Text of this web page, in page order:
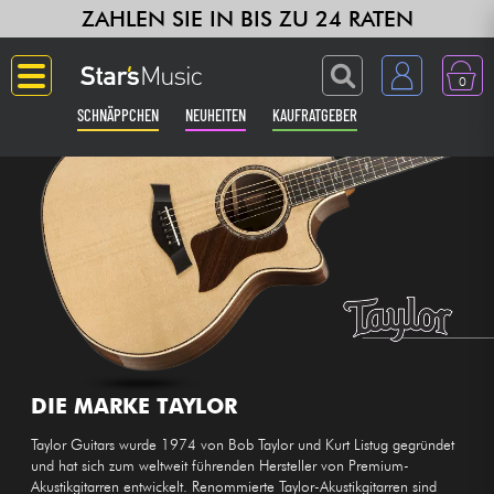
ZAHLEN SIE IN BIS ZU 24 RATEN
0
SCHNÄPPCHEN NEUHEITEN KAUFRATGEBER
Gitarre & Bass
Verstärker & Effekte
Klaviere & Piano
Synths & samplers
Studio
DIE MARKE TAYLOR
Taylor Guitars wurde 1974 von Bob Taylor und Kurt Listug gegründet
und hat sich zum weltweit führenden Hersteller von Premium-
Akustikgitarren entwickelt. Renommierte Taylor-Akustikgitarren sind